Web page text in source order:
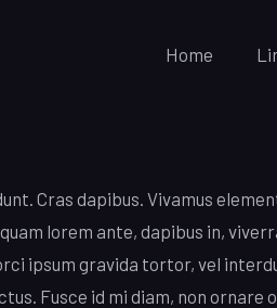
Home
Cras dapibus. Vivamus
lorem ante, dapibus in,
ipsum gravida tortor, vel
Fusce id mi diam, non